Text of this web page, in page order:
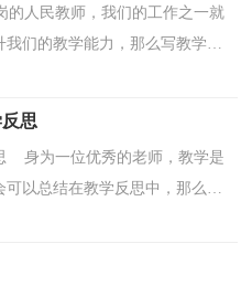
人民教师，我们的工作之一就
们的教学能力，那么写教学反
为大家收集的月光曲...
思
身为一位优秀的老师，教学是
以总结在教学反思中，那么大
面是小编精心整理的...